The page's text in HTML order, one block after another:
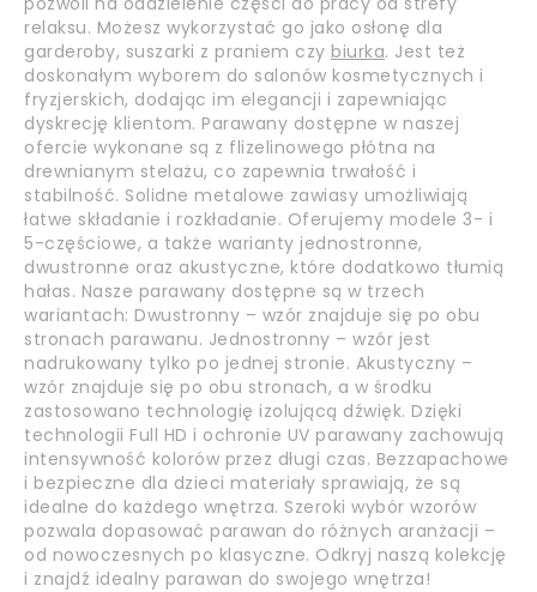
relaksu. Możesz wykorzystać go jako osłonę dla
garderoby, suszarki z praniem czy biurka. Jest też
doskonałym wyborem do salonów kosmetycznych i
fryzjerskich, dodając im elegancji i zapewniając
dyskrecję klientom. Parawany dostępne w naszej
ofercie wykonane są z flizelinowego płótna na
drewnianym stelażu, co zapewnia trwałość i
stabilność. Solidne metalowe zawiasy umożliwiają
łatwe składanie i rozkładanie. Oferujemy modele 3- i
5-częściowe, a także warianty jednostronne,
dwustronne oraz akustyczne, które dodatkowo tłumią
hałas. Nasze parawany dostępne są w trzech
wariantach: Dwustronny – wzór znajduje się po obu
stronach parawanu. Jednostronny – wzór jest
nadrukowany tylko po jednej stronie. Akustyczny –
wzór znajduje się po obu stronach, a w środku
zastosowano technologię izolującą dźwięk. Dzięki
technologii Full HD i ochronie UV parawany zachowują
intensywność kolorów przez długi czas. Bezzapachowe
i bezpieczne dla dzieci materiały sprawiają, że są
idealne do każdego wnętrza. Szeroki wybór wzorów
pozwala dopasować parawan do różnych aranżacji –
od nowoczesnych po klasyczne. Odkryj naszą kolekcję
i znajdź idealny parawan do swojego wnętrza!